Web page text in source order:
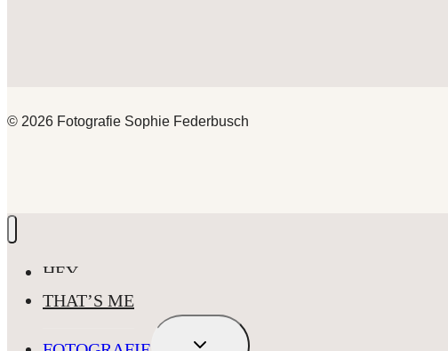
© 2026 Fotografie Sophie Federbusch
HEY
THAT’S ME
UNTERMENÜ